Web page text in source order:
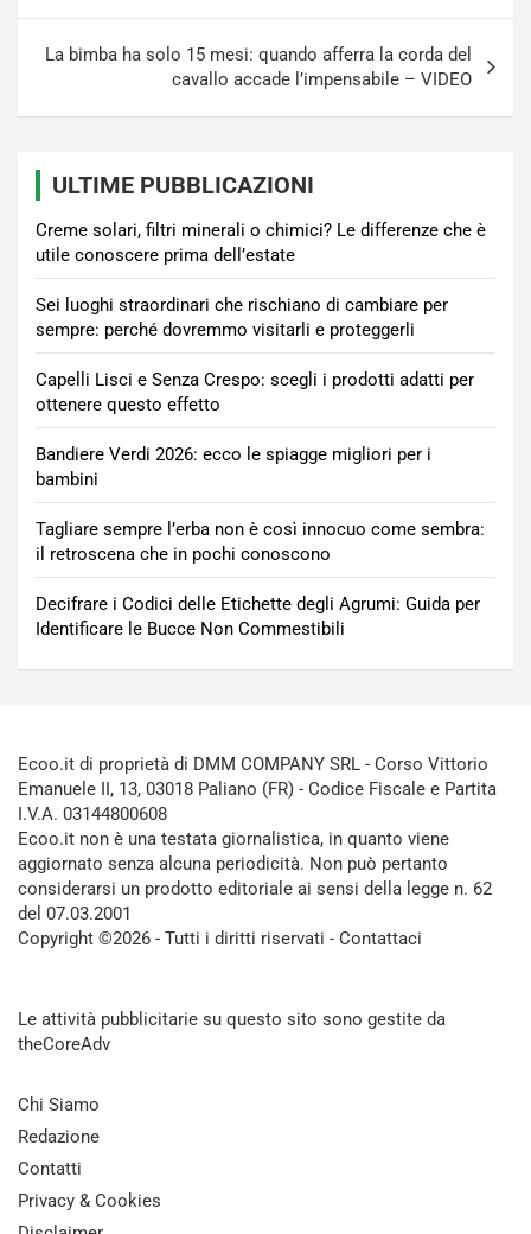
La bimba ha solo 15 mesi: quando afferra la corda del
cavallo accade l’impensabile – VIDEO
ULTIME PUBBLICAZIONI
Creme solari, filtri minerali o chimici? Le differenze che è
utile conoscere prima dell’estate
Sei luoghi straordinari che rischiano di cambiare per
sempre: perché dovremmo visitarli e proteggerli
Capelli Lisci e Senza Crespo: scegli i prodotti adatti per
ottenere questo effetto
Bandiere Verdi 2026: ecco le spiagge migliori per i
bambini
Tagliare sempre l’erba non è così innocuo come sembra:
il retroscena che in pochi conoscono
Decifrare i Codici delle Etichette degli Agrumi: Guida per
Identificare le Bucce Non Commestibili
Ecoo.it di proprietà di DMM COMPANY SRL - Corso Vittorio
Emanuele II, 13, 03018 Paliano (FR) - Codice Fiscale e Partita
I.V.A. 03144800608
Ecoo.it non è una testata giornalistica, in quanto viene
aggiornato senza alcuna periodicità. Non può pertanto
considerarsi un prodotto editoriale ai sensi della legge n. 62
del 07.03.2001
Copyright ©2026 - Tutti i diritti riservati - Contattaci
Le attività pubblicitarie su questo sito sono gestite da
theCoreAdv
Chi Siamo
Redazione
Contatti
Privacy & Cookies